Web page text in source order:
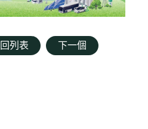
回列表 下一個